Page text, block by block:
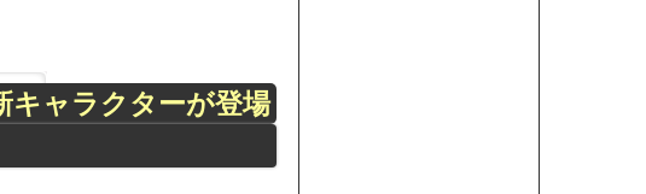
ャル】経験人数少なめな遅咲きギャルの場合！！
の猫カフェ、悲惨なことになっていた・・・・
て何処でした？
キャラクターが登場